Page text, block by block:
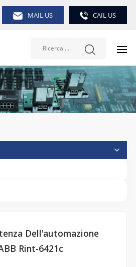
MAIL US CAIL US
Dell'automazione
Rint-6421c